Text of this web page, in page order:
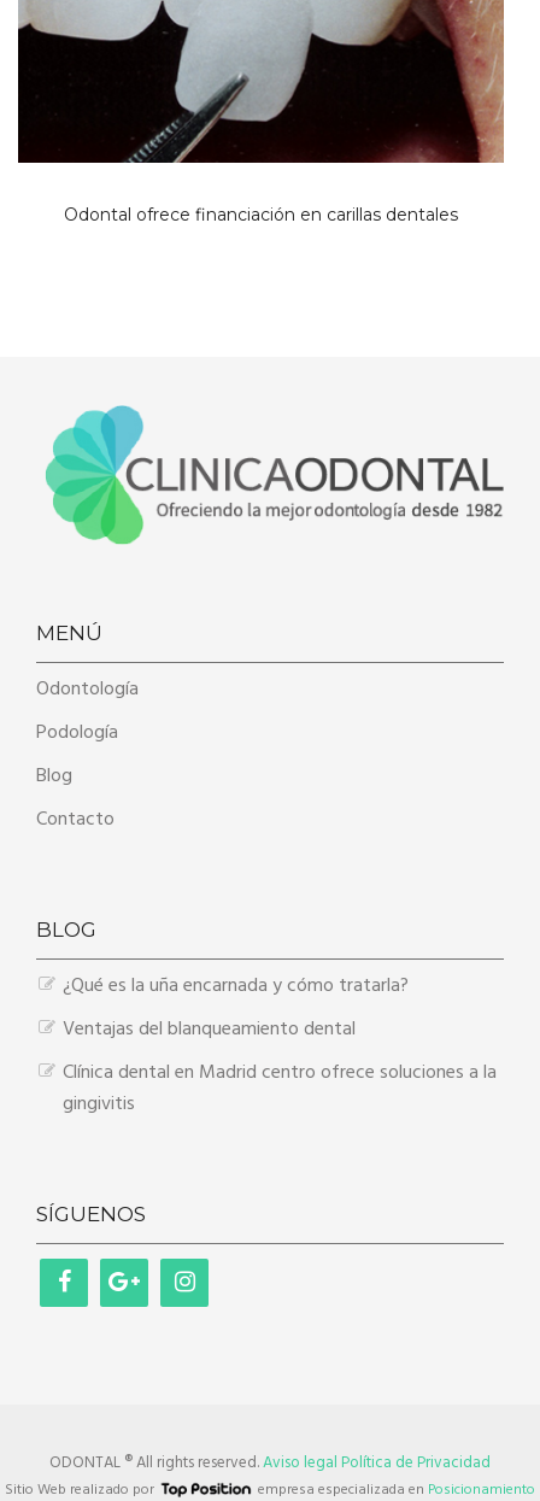
Odontal ofrece financiación en carillas dentales
MENÚ
Odontología
Podología
Blog
Contacto
BLOG
¿Qué es la uña encarnada y cómo tratarla?
Ventajas del blanqueamiento dental
Clínica dental en Madrid centro ofrece soluciones a la
gingivitis
SÍGUENOS
ODONTAL ® All rights reserved.Aviso legal Política de Privacidad
Sitio Web realizado por empresa especializada en Posicionamiento